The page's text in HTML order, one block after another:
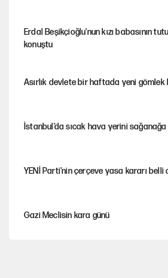
Erdal Beşikçioğlu'nun kızı babasının
konuştu
Asırlık devlete bir haftada yeni gömlek
İstanbul’da sıcak hava yerini
YENİ Parti'nin çerçeve yasa kararı belli
Gazi Meclisin kara günü